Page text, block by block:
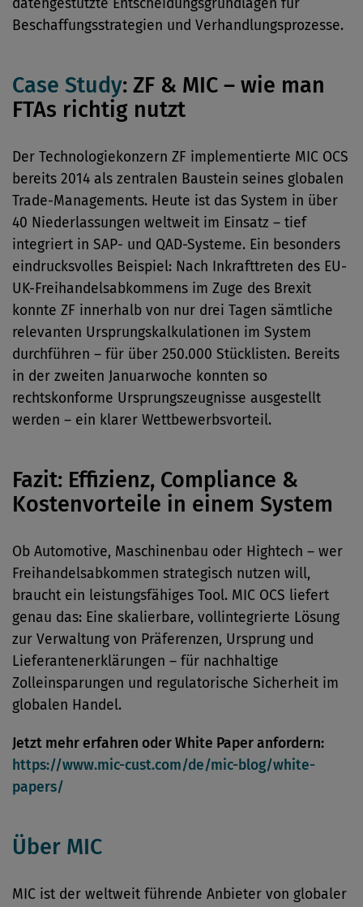
datengestützte Entscheidungsgrundlagen für
Beschaffungsstrategien und Verhandlungsprozesse.
Case Study: ZF & MIC – wie man
FTAs richtig nutzt
Der Technologiekonzern ZF implementierte MIC OCS
bereits 2014 als zentralen Baustein seines globalen
Trade-Managements. Heute ist das System in über
40 Niederlassungen weltweit im Einsatz – tief
integriert in SAP- und QAD-Systeme. Ein besonders
eindrucksvolles Beispiel: Nach Inkrafttreten des EU-
UK-Freihandelsabkommens im Zuge des Brexit
konnte ZF innerhalb von nur drei Tagen sämtliche
relevanten Ursprungskalkulationen im System
durchführen – für über 250.000 Stücklisten. Bereits
in der zweiten Januarwoche konnten so
rechtskonforme Ursprungszeugnisse ausgestellt
werden – ein klarer Wettbewerbsvorteil.
Fazit: Effizienz, Compliance &
Kostenvorteile in einem System
Ob Automotive, Maschinenbau oder Hightech – wer
Freihandelsabkommen strategisch nutzen will,
braucht ein leistungsfähiges Tool. MIC OCS liefert
genau das: Eine skalierbare, vollintegrierte Lösung
zur Verwaltung von Präferenzen, Ursprung und
Lieferantenerklärungen – für nachhaltige
Zolleinsparungen und regulatorische Sicherheit im
globalen Handel.
Jetzt mehr erfahren oder White Paper anfordern:
https://www.mic-cust.com/de/mic-blog/white-
papers/
Über MIC
MIC ist der weltweit führende Anbieter von globaler